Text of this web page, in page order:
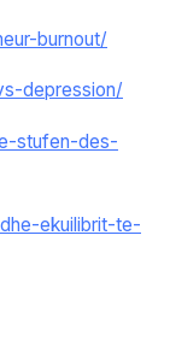
burnout/
depression/
stufen-des-
ekuilibrit-te-